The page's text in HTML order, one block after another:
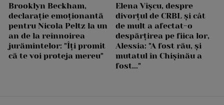
Brooklyn Beckham,
declarație emoționantă
pentru Nicola Peltz la un
an de la reînnoirea
jurămintelor: "Îți promit
că te voi proteja mereu"
Elena Vîșcu, despre
divorțul de CRBL și cât
de mult a afectat-o
despărțirea pe fiica lor,
Alessia: "A fost rău, și
mutatul în Chișinău a
fost..."